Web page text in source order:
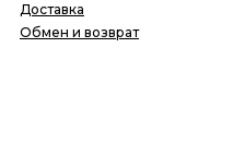
Доставка
Обмен и возврат